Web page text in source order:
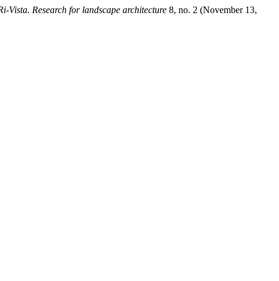
Vista. Research for landscape architecture 8, no. 2 (November 13,